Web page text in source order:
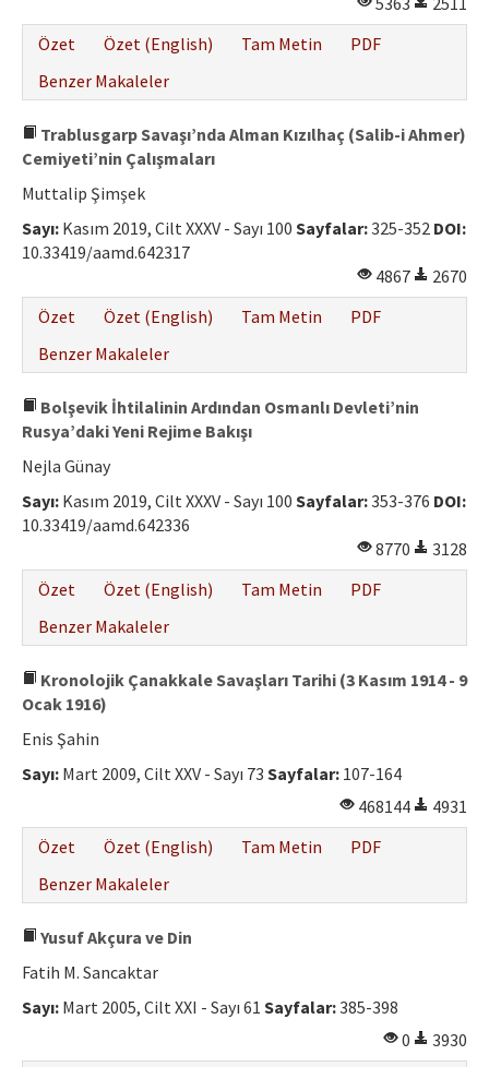
Özet
Özet (English) Tam Metin
PDF
Benzer Makaleler
Trablusgarp Savaşı’nda Alman Kızılhaç (Salib-i Ahmer)
Cemiyeti’nin Çalışmaları
Muttalip Şimşek
Sayı: Kasım 2019, Cilt XXXV - Sayı 100 Sayfalar:325-352 DOI:
10.33419/aamd.642317
4867
2670
Özet
Özet (English) Tam Metin
PDF
Benzer Makaleler
Bolşevik İhtilalinin Ardından Osmanlı Devleti’nin
Rusya’daki Yeni Rejime Bakışı
Nejla Günay
Sayı: Kasım 2019, Cilt XXXV - Sayı 100 Sayfalar:353-376 DOI:
10.33419/aamd.642336
8770
3128
Özet
Özet (English) Tam Metin
PDF
Benzer Makaleler
Kronolojik Çanakkale Savaşları Tarihi (3 Kasım 1914 - 9
Ocak 1916)
Enis Şahin
Sayı: Mart 2009, Cilt XXV - Sayı 73 Sayfalar: 107-164
468144
4931
Özet
Özet (English) Tam Metin
PDF
Benzer Makaleler
Yusuf Akçura ve Din
Fatih M. Sancaktar
Sayı: Mart 2005, Cilt XXI - Sayı 61 Sayfalar:385-398
0
3930